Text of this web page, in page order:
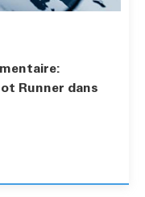
Runner dans